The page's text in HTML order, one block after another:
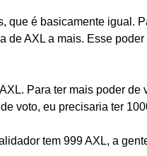
que é basicamente igual.
de AXL a mais. Esse
Para ter mais poder
voto, eu precisaria ter
tem 999 AXL, a